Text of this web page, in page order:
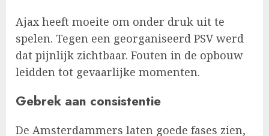
Ajax heeft moeite om onder druk uit te
spelen. Tegen een georganiseerd PSV werd
dat pijnlijk zichtbaar. Fouten in de opbouw
leidden tot gevaarlijke momenten.
Gebrek aan consistentie
De Amsterdammers laten goede fases zien,